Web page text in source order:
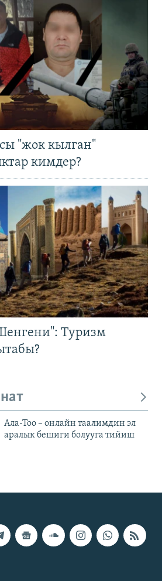
"жок кылган"
кимдер?
Туризм
Ала-Тоо – онлайн таалимдин эл
аралык бешиги болууга тийиш